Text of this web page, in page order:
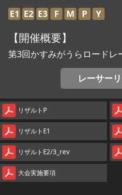
E1 E2 E3 F M P Y
【開催概要】
第3回かすみがうらロードレ
レーサー
リザルトP
リザルトE1
リザルトE2/3_rev
大会実施要項